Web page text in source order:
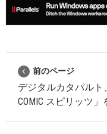
前のページ
デジタルカタパルト
COMIC スピリッツ